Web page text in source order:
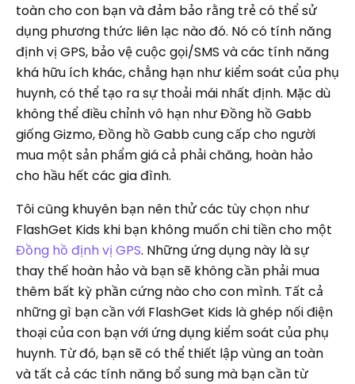
toàn cho con bạn và đảm bảo rằng trẻ có thể sử
dụng phương thức liên lạc nào đó. Nó có tính năng
định vị GPS, bảo vệ cuộc gọi/SMS và các tính năng
khá hữu ích khác, chẳng hạn như kiểm soát của phụ
huynh, có thể tạo ra sự thoải mái nhất định. Mặc dù
không thể điều chỉnh vô hạn như Đồng hồ Gabb
giống Gizmo, Đồng hồ Gabb cung cấp cho người
mua một sản phẩm giá cả phải chăng, hoàn hảo
cho hầu hết các gia đình.
Tôi cũng khuyên bạn nên thử các tùy chọn như
FlashGet Kids khi bạn không muốn chi tiền cho một
Đồng hồ định vị GPS. Những ứng dụng này là sự
thay thế hoàn hảo và bạn sẽ không cần phải mua
thêm bất kỳ phần cứng nào cho con mình. Tất cả
những gì bạn cần với FlashGet Kids là ghép nối điện
thoại của con bạn với ứng dụng kiểm soát của phụ
huynh. Từ đó, bạn sẽ có thể thiết lập vùng an toàn
và tất cả các tính năng bổ sung mà bạn cần từ